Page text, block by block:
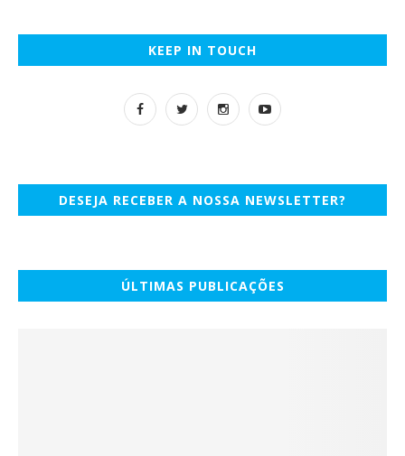
KEEP IN TOUCH
DESEJA RECEBER A NOSSA NEWSLETTER?
ÚLTIMAS PUBLICAÇÕES